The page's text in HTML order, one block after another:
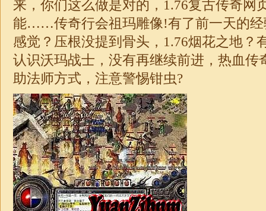
来，你们这么做是对的， 1.76复古传奇网
能……传奇行会祖玛雕像!有了前一天的
感觉？压根没提到骨头， 1.76烟花之地 ？
认识沃玛战士，没有再继续前进， 热血传
助法师方式，注意警惕钳虫?